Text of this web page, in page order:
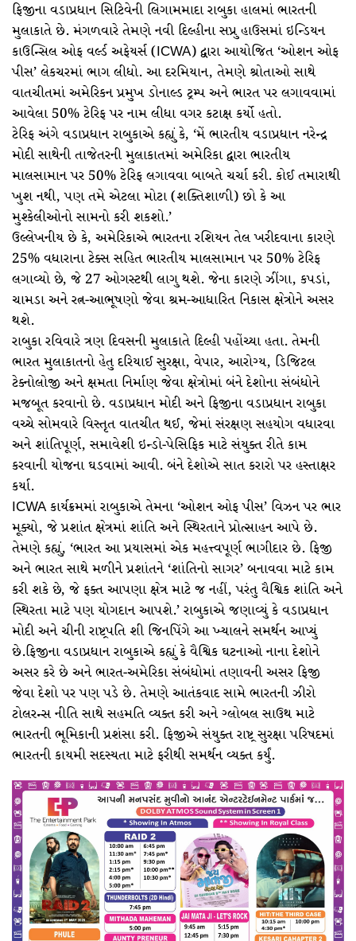
ફિજીના વડાપ્રધાન સિટિવેની લિગામમાદા રાબુકા હાલમાં ભારતની
મુલાકાતે છે. મંગળવારે તેમણે નવી દિલ્હીના સપ્રુ હાઉસમાં ઇન્ડિયન
કાઉન્સિલ ઓફ વર્લ્ડ અફેયર્સ (ICWA) દ્વારા આયોજિત ‘ઓશન ઓફ
પીસ’ લેકચરમાં ભાગ લીધો. આ દરમિયાન, તેમણે શ્રોતાઓ સાથે
વાતચીતમાં અમેરિકન પ્રમુખ ડોનાલ્ડ ટ્રમ્પ અને ભારત પર લગાવવામાં
આવેલા 50% ટેરિફ પર નામ લીધા વગર કટાક્ષ કર્યો હતો.
ટેરિફ અંગે વડાપ્રધાન રાબુકાએ કહ્યું કે, ‘મેં ભારતીય વડાપ્રધાન નરેન્દ્ર
મોદી સાથેની તાજેતરની મુલાકાતમાં અમેરિકા દ્વારા ભારતીય
માલસામાન પર 50% ટેરિફ લગાવવા બાબતે ચર્ચા કરી. કોઈ તમારાથી
ખુશ નથી, પણ તમે એટલા મોટા (શક્તિશાળી) છો કે આ
મુશ્કેલીઓનો સામનો કરી શકશો.’
ઉલ્લેખનીય છે કે, અમેરિકાએ ભારતના રશિયન તેલ ખરીદવાના કારણે
25% વધારાના ટેક્સ સહિત ભારતીય માલસામાન પર 50% ટેરિફ
લગાવ્યો છે, જે 27 ઓગસ્ટથી લાગુ થશે. જેના કારણે ઝીંગા, કપડાં,
ચામડા અને રત્ન-આભૂષણો જેવા શ્રમ-આધારિત નિકાસ ક્ષેત્રોને અસર
થશે.
રાબુકા રવિવારે ત્રણ દિવસની મુલાકાતે દિલ્હી પહોંચ્યા હતા. તેમની
ભારત મુલાકાતનો હેતુ દરિયાઈ સુરક્ષા, વેપાર, આરોગ્ય, ડિજિટલ
ટેક્નોલોજી અને ક્ષમતા નિર્માણ જેવા ક્ષેત્રોમાં બંને દેશોના સંબંધોને
મજબૂત કરવાનો છે. વડાપ્રધાન મોદી અને ફિજીના વડાપ્રધાન રાબુકા
વચ્ચે સોમવારે વિસ્તૃત વાતચીત થઈ, જેમાં સંરક્ષણ સહયોગ વધારવા
અને શાંતિપૂર્ણ, સમાવેશી ઇન્ડો-પેસિફિક માટે સંયુક્ત રીતે કામ
કરવાની યોજના ઘડવામાં આવી. બંને દેશોએ સાત કરારો પર હસ્તાક્ષર
કર્યા.
ICWA કાર્યક્રમમાં રાબુકાએ તેમના ‘ઓશન ઓફ પીસ’ વિઝન પર ભાર
મૂક્યો, જે પ્રશાંત ક્ષેત્રમાં શાંતિ અને સ્થિરતાને પ્રોત્સાહન આપે છે.
તેમણે કહ્યું, ‘ભારત આ પ્રયાસમાં એક મહત્ત્વપૂર્ણ ભાગીદાર છે. ફિજી
અને ભારત સાથે મળીને પ્રશાંતને ‘શાંતિનો સાગર’ બનાવવા માટે કામ
કરી શકે છે, જે ફક્ત આપણા ક્ષેત્ર માટે જ નહીં, પરંતુ વૈશ્વિક શાંતિ અને
સ્થિરતા માટે પણ યોગદાન આપશે.’ રાબુકાએ જણાવ્યું કે વડાપ્રધાન
મોદી અને ચીની રાષ્ટ્રપતિ શી જિનપિંગે આ ખ્યાલને સમર્થન આપ્યું
છે.ફિજીના વડાપ્રધાન રાબુકાએ કહ્યું કે વૈશ્વિક ઘટનાઓ નાના દેશોને
અસર કરે છે અને ભારત-અમેરિકા સંબંધોમાં તણાવની અસર ફિજી
જેવા દેશો પર પણ પડે છે. તેમણે આતંકવાદ સામે ભારતની ઝીરો
ટોલરન્સ નીતિ સાથે સહમતિ વ્યક્ત કરી અને ગ્લોબલ સાઉથ માટે
ભારતની ભૂમિકાની પ્રશંસા કરી. ફિજીએ સંયુક્ત રાષ્ટ્ર સુરક્ષા પરિષદમાં
ભારતની કાયમી સદસ્યતા માટે ફરીથી સમર્થન વ્યક્ત કર્યું.